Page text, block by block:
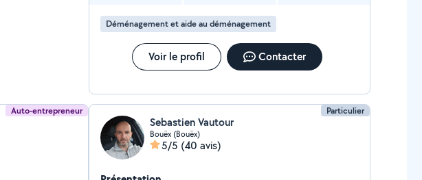
Déménagement et aide au déménagement
Voir le profil Contacter
Auto-entrepreneur Particulier
Sebastien Vautour
Bouëx (Bouëx)
5/5 (40 avis)